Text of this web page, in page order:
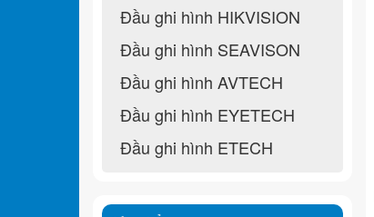
Đầu ghi hình HIKVISION
Đầu ghi hình SEAVISON
Đầu ghi hình AVTECH
Đầu ghi hình EYETECH
Đầu ghi hình ETECH